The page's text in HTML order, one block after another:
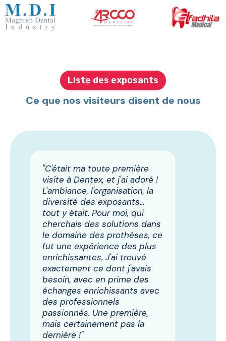
Liste des exposants
Ce que nos visiteurs disent de nous
"C'était ma toute première
visite à Dentex, et j'ai adoré !
L'ambiance, l'organisation, la
diversité des exposants…
tout y était. Pour moi, qui
cherchais des solutions dans
le domaine des prothèses, ce
fut une expérience des plus
enrichissantes. J'ai trouvé
exactement ce dont j'avais
besoin, avec en prime des
échanges enrichissants avec
des professionnels
passionnés. Une première,
mais certainement pas la
dernière !"